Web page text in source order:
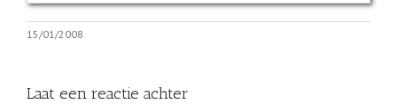
15/01/2008
Laat een reactie achter